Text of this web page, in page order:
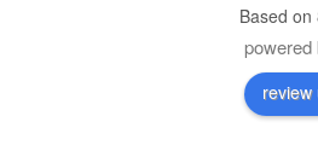
Based on
powered
review